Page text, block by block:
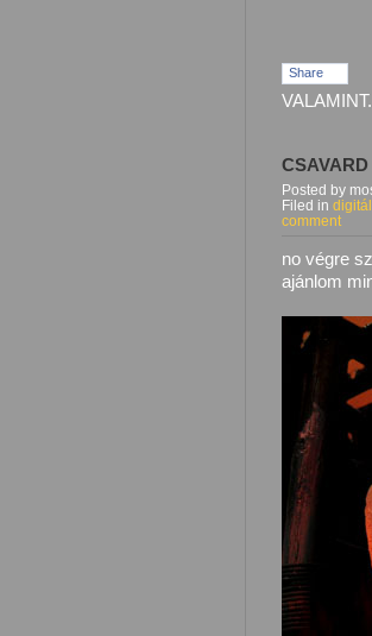
Share
Posted by
Filed in
comment
no végre
ajánlom